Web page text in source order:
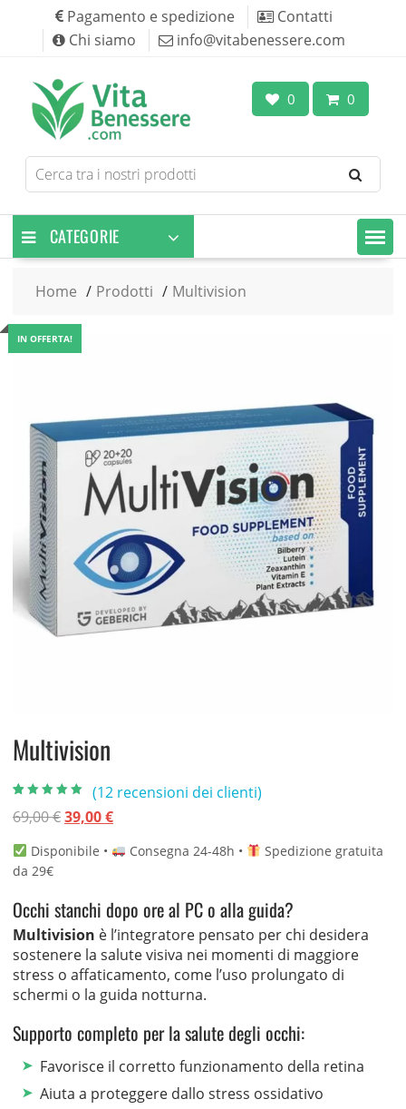
content
Pagamento e spedizione
Contatti
Chi siamo
info@vitabenessere.com
0 0
Search
for
CATEGORIE
Home Prodotti Multivision
IN OFFERTA!
Multivision
su 5 su
base di
(12recensioni dei clienti)
69,00€Il
originale
39,00€Il
attuale
Disponibile • Consegna 24-48h •
Spedizione gratuita
da 29€
Occhi stanchi dopo ore al PC o alla guida?
Multivision è l’integratore pensato per chi desidera
sostenere la salute visiva nei momenti di maggiore
stress o affaticamento, come l’uso prolungato di
schermi o la guida notturna.
Supporto completo per la salute degli occhi:
Favorisce il corretto funzionamento della retina
Aiuta a proteggere dallo stress ossidativo